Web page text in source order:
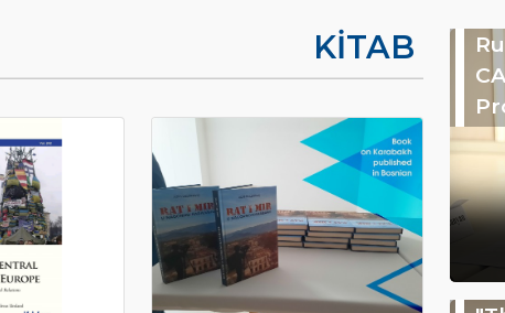
KITAB